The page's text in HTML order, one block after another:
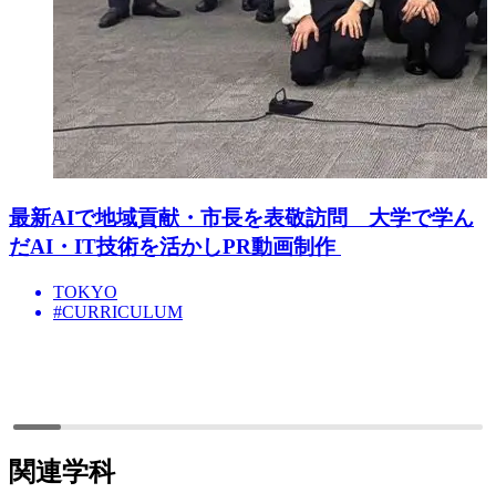
最新AIで地域貢献・市長を表敬訪問 大学で学ん
だAI・IT技術を活かしPR動画制作
TOKYO
#CURRICULUM
関連学科